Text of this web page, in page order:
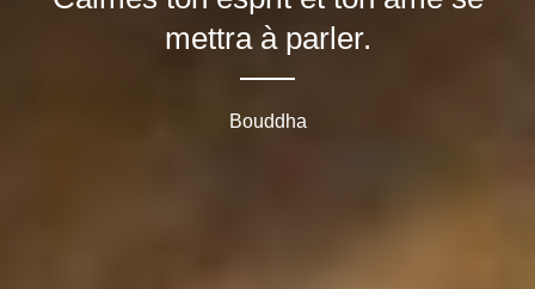
mettra à parler.
Bouddha